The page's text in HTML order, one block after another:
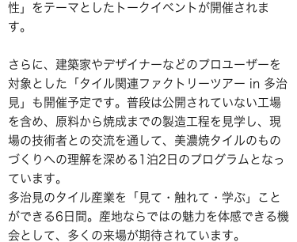
性」をテーマとしたトークイベントが開催されま
す。
さらに、建築家やデザイナーなどのプロユーザーを
対象とした「タイル関連ファクトリーツアー in 多治
見」も開催予定です。普段は公開されていない工場
を含め、原料から焼成までの製造工程を見学し、現
場の技術者との交流を通して、美濃焼タイルのもの
づくりへの理解を深める1泊2日のプログラムとなっ
ています。
多治見のタイル産業を「見て・触れて・学ぶ」こと
ができる6日間。産地ならではの魅力を体感できる機
会として、多くの来場が期待されています。